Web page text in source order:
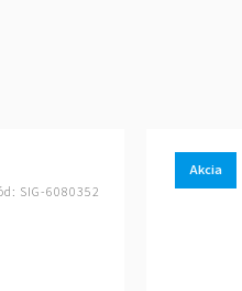
SIG-6080352
Akcia